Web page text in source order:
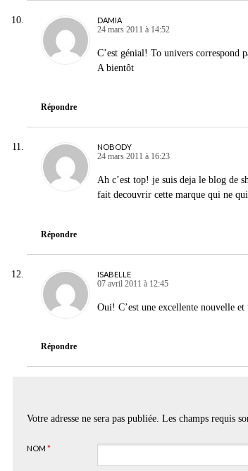
DAMIA
24 mars 2011 à 14:52
C’est génial! To univers correspond
A bientôt
Répondre
NOBODY
24 mars 2011 à 16:23
Ah c’est top! je suis deja le blog de
fait decouvrir cette marque qui ne
Répondre
ISABELLE
07 avril 2011 à 12:45
Oui! C’est une excellente nouvelle
Répondre
Votre adresse ne sera pas publiée. Les champs requis
NOM *